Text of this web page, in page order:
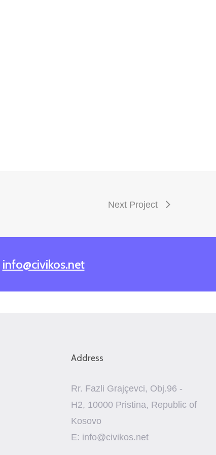
Next Project
info@civikos.net
Address
Rr. Fazli Grajçevci, Obj.96 -
H2, 10000 Pristina, Republic of
Kosovo
E: info@civikos.net